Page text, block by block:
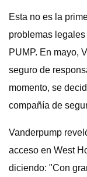
Esta no es la
problemas
PUMP. En mayo,
seguro de
momento, se
compañía de
Vanderpump
acceso en West
diciendo: "Con